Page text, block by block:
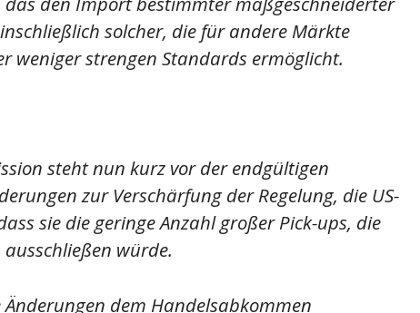
solcher, die für andere Märkte
weniger strengen Standards ermöglicht.
steht nun kurz vor der endgültigen
zur Verschärfung der Regelung, die US-
sie die geringe Anzahl großer Pick-ups, die
würde.
dem Handelsabkommen